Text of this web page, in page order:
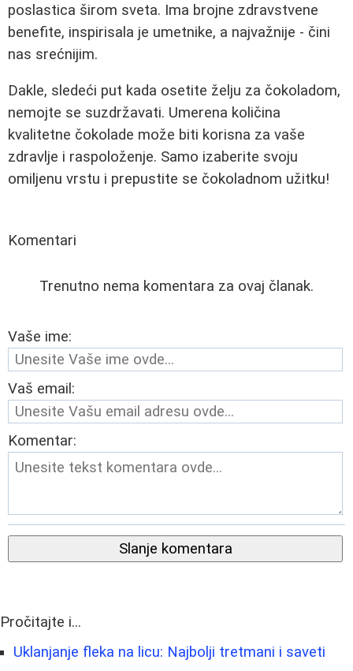
poslastica širom sveta. Ima brojne zdravstvene
benefite, inspirisala je umetnike, a najvažnije - čini
nas srećnijim.
Dakle, sledeći put kada osetite želju za čokoladom,
nemojte se suzdržavati. Umerena količina
kvalitetne čokolade može biti korisna za vaše
zdravlje i raspoloženje. Samo izaberite svoju
omiljenu vrstu i prepustite se čokoladnom užitku!
Komentari
Trenutno nema komentara za ovaj članak.
Vaše ime:
Vaš email:
Komentar:
Slanje komentara
Pročitajte i...
Uklanjanje fleka na licu: Najbolji tretmani i saveti